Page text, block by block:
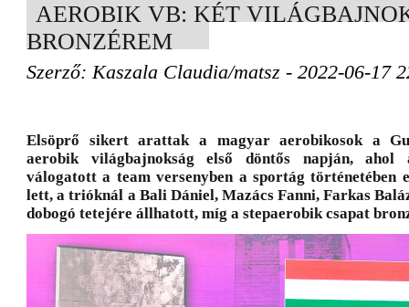
AEROBIK VB: KÉT
BRONZÉREM
Szerző: Kaszala Claudia/matsz - 2022-06-17
Elsöprő sikert arattak a magyar aerobikosok a
aerobik világbajnokság első döntős napján,
válogatott a team versenyben a sportág történetében
lett, a trióknál a Bali Dániel, Mazács Fanni, Farkas
dobogó tetejére állhatott, míg a stepaerobik csapat